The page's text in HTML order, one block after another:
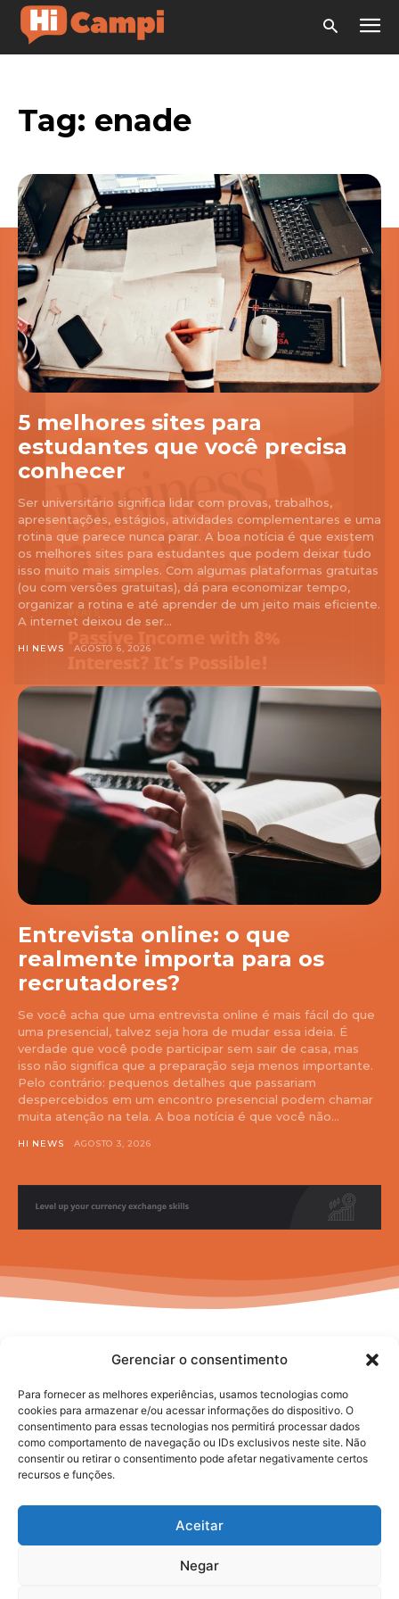
Gerenciar o consentimento
Para fornecer as melhores experiências, usamos tecnologias como
cookies para armazenar e/ou acessar informações do dispositivo. O
consentimento para essas tecnologias nos permitirá processar dados
como comportamento de navegação ou IDs exclusivos neste site. Não
consentir ou retirar o consentimento pode afetar negativamente certos
recursos e funções.
Aceitar
Negar
Tag: enade
5 melhores sites para
estudantes que você precisa
conhecer
Ser universitário significa lidar com provas, trabalhos,
apresentações, estágios, atividades complementares e uma
rotina que parece nunca parar. A boa notícia é que existem
os melhores sites para estudantes que podem deixar tudo
isso muito mais simples. Com algumas plataformas gratuitas
(ou com versões gratuitas), dá para economizar tempo,
organizar a rotina e até aprender de um jeito mais eficiente.
A internet deixou de ser...
HI NEWS AGOSTO 6, 2026
Entrevista online: o que
realmente importa para os
recrutadores?
Se você acha que uma entrevista online é mais fácil do que
uma presencial, talvez seja hora de mudar essa ideia. É
verdade que você pode participar sem sair de casa, mas
isso não significa que a preparação seja menos importante.
Pelo contrário: pequenos detalhes que passariam
despercebidos em um encontro presencial podem chamar
muita atenção na tela. A boa notícia é que você não...
HI NEWS AGOSTO 3, 2026
No posts to display